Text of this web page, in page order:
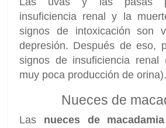
insuficiencia renal y la
signos de intoxicación son
depresión. Después de eso,
signos de insuficiencia renal
muy poca producción de orina).
Nueces de
Las nueces de macadamia